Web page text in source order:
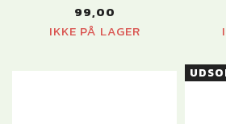
99,00
IKKE PÅ LAGER